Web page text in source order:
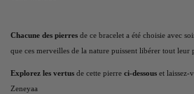
Chacune des pierres de ce bracelet a été choisie avec
que ces merveilles de la nature puissent libérer tout leur
Explorez les vertus de cette pierre ci-dessous et laissez-
Zeneyaa